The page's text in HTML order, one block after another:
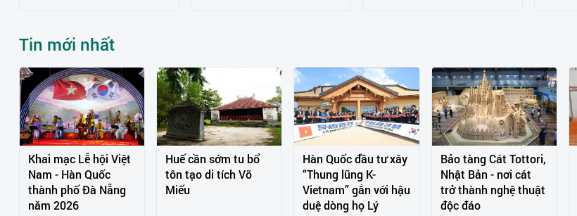
Tin mới nhất
Khai mạc Lễ hội Việt
Nam - Hàn Quốc
thành phố Đà Nẵng
năm 2026
Huế cần sớm tu bổ
tôn tạo di tích Võ
Miếu
Hàn Quốc đầu tư xây
“Thung lũng K-
Vietnam” gắn với hậu
duệ dòng họ Lý
Bảo tàng Cát Tottori,
Nhật Bản - nơi cát
trở thành nghệ thuật
độc đáo